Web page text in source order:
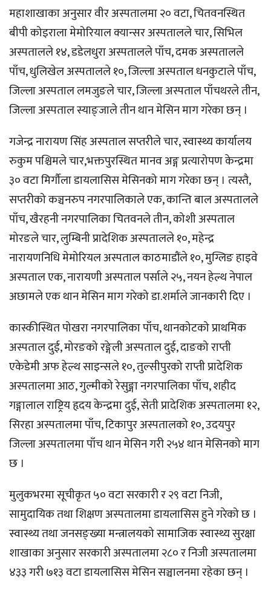
महाशाखाका अनुसार वीर अस्पतालमा २० वटा, चितवनस्थित
बीपी कोइराला मेमोरियाल क्यान्सर अस्पतालले चार, सिभिल
अस्पतालले १४, डडेलधुरा अस्पतालले पाँच, दमक अस्पतालले
पाँच, धुलिखेल अस्पतालले १०, जिल्ला अस्पताल धनकुटाले पाँच,
जिल्ला अस्पताल लमजुङले चार, जिल्ला अस्पताल पाँचथरले तीन,
जिल्ला अस्पताल स्याङ्जाले तीन थान मेसिन माग गरेका छन् ।
गजेन्द्र नारायण सिंह अस्पताल सप्तरीले चार, स्वास्थ्य कार्यालय
रुकुम पश्चिमले चार,भक्तपुरस्थित मानव अङ्ग प्रत्यारोपण केन्द्रमा
३० वटा मिर्गौला डायलासिस मेसिनको माग गरेका छन् । त्यस्तै,
सप्तरीको कञ्चनरुप नगरपालिकाले एक, कान्ति बाल अस्पतालले
पाँच, खैरहनी नगरपालिका चितवनले तीन, कोशी अस्पताल
मोरङले चार, लुम्बिनी प्रादेशिक अस्पतालले १०, महेन्द्र
नारायणनिधि मेमोरियल अस्पताल काठमाडौंले १०, मुग्लिङ हाइवे
अस्पताल एक, नारायणी अस्पताल पर्साले २५, नयन हेल्थ नेपाल
अछामले एक थान मेसिन माग गरेको डा.शर्माले जानकारी दिए ।
कास्कीस्थित पोखरा नगरपालिका पाँच, थानकोटको प्राथमिक
अस्पताल दुई, मोरङको रङ्गेली अस्पताल दुई, दाङको राप्ती
एकेडेमी अफ हेल्थ साइन्सले १०, तुल्सीपुरको राप्ती प्रादेशिक
अस्पतालमा आठ, गुल्मीको रेसुङ्गा नगरपालिका पाँच, शहीद
गङ्गालाल राष्ट्रिय हृदय केन्द्रमा दुई, सेती प्रादेशिक अस्पतालमा १२,
सिरहा अस्पतालमा पाँच, टिकापुर अस्पतालको १०, उदयपुर
जिल्ला अस्पतालमा पाँच थान मेसिन गरी २५४ थान मेसिनको माग
छ ।
मुलुकभरमा सूचीकृत ५० वटा सरकारी र २९ वटा निजी,
सामुदायिक तथा शिक्षण अस्पतालमा डायलासिस हुने गरेको छ ।
स्वास्थ्य तथा जनसङ्ख्या मन्त्रालयको सामाजिक स्वास्थ्य सुरक्षा
शाखाका अनुसार सरकारी अस्पतालमा २८० र निजी अस्पतालमा
४३३ गरी ७१३ वटा डायलासिस मेसिन सञ्चालनमा रहेका छन् ।